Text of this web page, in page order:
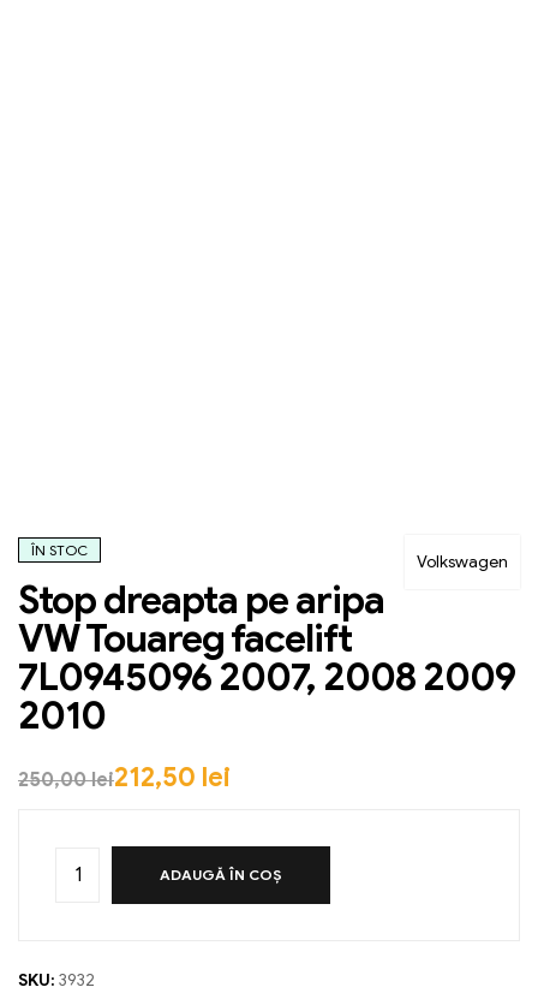
Volkswagen
ÎN STOC
Stop dreapta pe aripa
VW Touareg facelift
7L0945096 2007, 2008 2009
2010
250,00lei212,50 lei
ADAUGĂ ÎN COȘ
SKU: 3932